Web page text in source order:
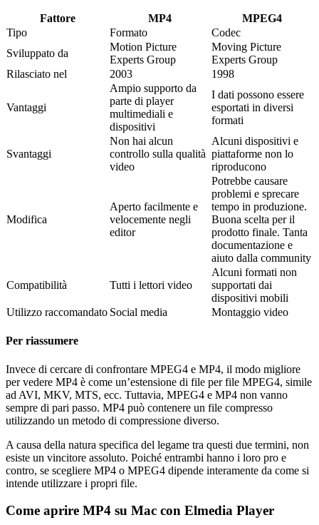
Fattore MP4
MPEG4
Tipo
Formato
Codec
Sviluppato da
Motion Picture
Experts Group
Moving Picture
Experts Group
Rilasciato nel
2003 1998
Vantaggi
Ampio supporto da
parte di player
multimediali e
dispositivi
I dati possono essere
esportati in diversi
formati
Svantaggi
Non hai alcun
controllo sulla qualità
video
Alcuni dispositivi e
piattaforme non lo
riproducono
Modifica
Aperto facilmente e
velocemente negli
editor
Potrebbe causare
problemi e sprecare
tempo in produzione.
Buona scelta per il
prodotto finale. Tanta
documentazione e
aiuto dalla community
Compatibilità Tutti i lettori video
Alcuni formati non
supportati dai
dispositivi mobili
Utilizzo raccomandato Social media Montaggio video
Per riassumere
Invece di cercare di confrontare MPEG4 e MP4, il modo migliore
per vedere MP4 è come un’estensione di file per file MPEG4, simile
ad AVI, MKV, MTS, ecc. Tuttavia, MPEG4 e MP4 non vanno
sempre di pari passo. MP4 può contenere un file compresso
utilizzando un metodo di compressione diverso.
A causa della natura specifica del legame tra questi due termini, non
esiste un vincitore assoluto. Poiché entrambi hanno i loro pro e
contro, se scegliere MP4 o MPEG4 dipende interamente da come si
intende utilizzare i propri file.
Come aprire MP4 su Mac con Elmedia Player